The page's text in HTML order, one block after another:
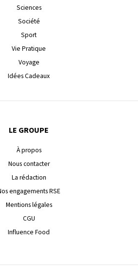
Sciences
Société
Sport
Vie Pratique
Voyage
Idées Cadeaux
LE GROUPE
À propos
Nous contacter
La rédaction
engagements RSE
Mentions légales
CGU
Influence Food